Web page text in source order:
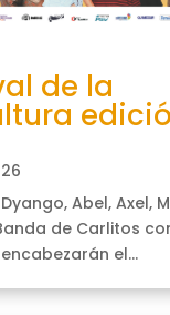
de la
Dyango, Abel, Axel,
de Carlitos
el...